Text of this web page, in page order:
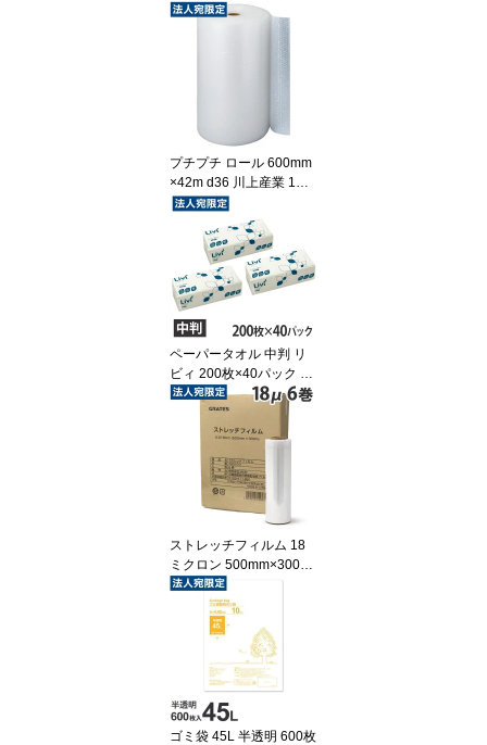
グ『送料無料（一部地域
プチプチ ロール 600mm
×42m d36 川上産業 1巻
『送料無料（一部地域除
ペーパータオル 中判 リ
ビィ 200枚×40パック 業
務用『送料無料（一部地
域除く）』
ストレッチフィルム 18
ミクロン 500mm×300m
6本『送料無料（一部地
域除く）』
ゴミ袋 45L 半透明 600枚